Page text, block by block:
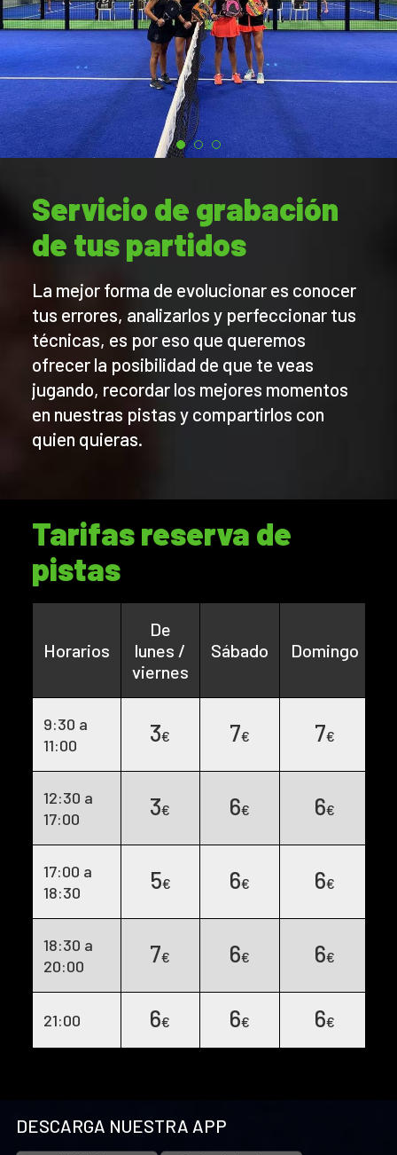
Servicio de grabación
de tus partidos
La mejor forma de evolucionar es conocer
tus errores, analizarlos y perfeccionar tus
técnicas, es por eso que queremos
ofrecer la posibilidad de que te veas
jugando, recordar los mejores momentos
en nuestras pistas y compartirlos con
quien quieras.
Tarifas reserva de
pistas
Horarios
De
lunes /
viernes
Sábado Domingo
9:30 a
11:00
3€ 7€ 7€
12:30 a
17:00
3€ 6€ 6€
17:00 a
18:30
5€ 6€ 6€
18:30 a
20:00
7€ 6€ 6€
21:00 6€ 6€ 6€
DESCARGA NUESTRA APP